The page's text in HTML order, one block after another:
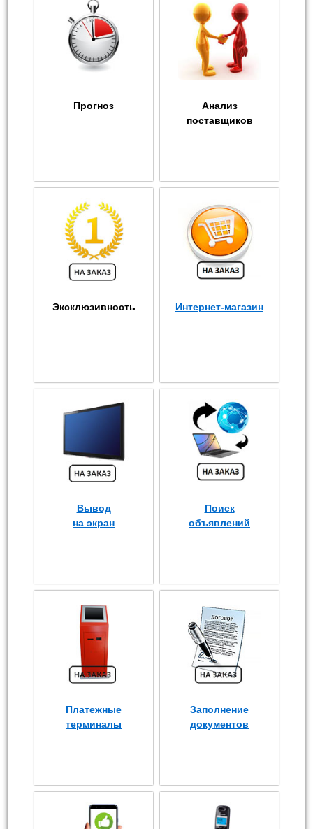
Прогноз
Анализ
поставщиков
Эксклюзивность Интернет-магазин
Вывод
на экран
Поиск
объявлений
Платежные
терминалы
Заполнение
документов